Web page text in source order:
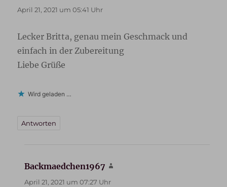
April 21, 2021 um 05:41 Uhr
Lecker Britta, genau mein Geschmack und
einfach in der Zubereitung
Liebe Grüße
Wird geladen …
Antworten
Backmaedchen1967
April 21, 2021 um 07:27 Uhr